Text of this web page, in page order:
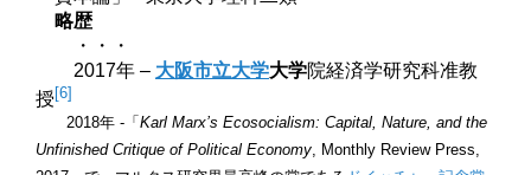
略歴
・・・
2017年 – 大阪市立大学大学院経済学研究科准教
授 [6]
2018年 -「 Karl Marx’s Ecosocialism: Capital, Nature, and the
Unfinished Critique of Political Economy , Monthly Review Press,